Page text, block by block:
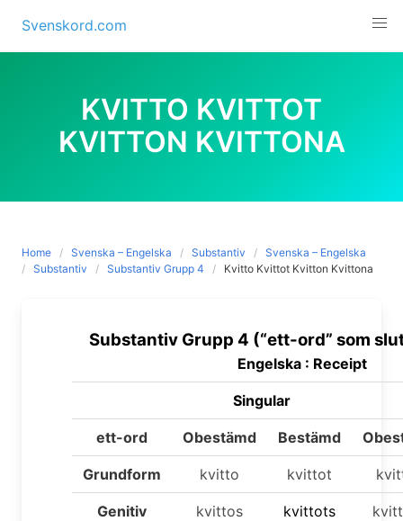
content
Svenskord.com
KVITTO KVITTOT
KVITTON KVITTONA
Home Svenska – Engelska Substantiv
Svenska – Engelska
Substantiv
Substantiv Grupp 4 Kvitto Kvittot Kvitton Kvittona
Substantiv Grupp 4 (“ett-ord” som
Engelska : Receipt
Singular
ett-ord Obestämd Bestämd
Grundform kvitto kvittot
Genitiv kvittos kvittots